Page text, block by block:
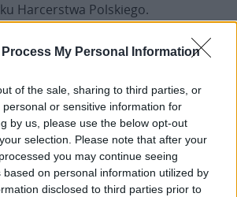
Process My Personal Information
of the sale, sharing to third parties, or
or sensitive information for
by us, please use the below opt-out
selection. Please note that after your
you may continue seeing
based on personal information utilized by
disclosed to third parties prior to
Harcerstwa Polskiego.
również porozmawiać z dzieckiem
radzenia sobie z nimi.
nie muszą oznaczać dalekiego
z rówieśnikami, ruch na świeżym
rytuały czy odkrywanie najbliższej
się równie ważnymi wspomnieniami
Planując letni czas, warto zadbać